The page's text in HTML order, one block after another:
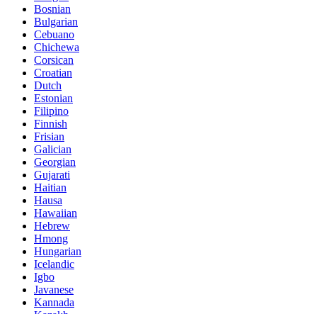
Bosnian
Bulgarian
Cebuano
Chichewa
Corsican
Croatian
Dutch
Estonian
Filipino
Finnish
Frisian
Galician
Georgian
Gujarati
Haitian
Hausa
Hawaiian
Hebrew
Hmong
Hungarian
Icelandic
Igbo
Javanese
Kannada